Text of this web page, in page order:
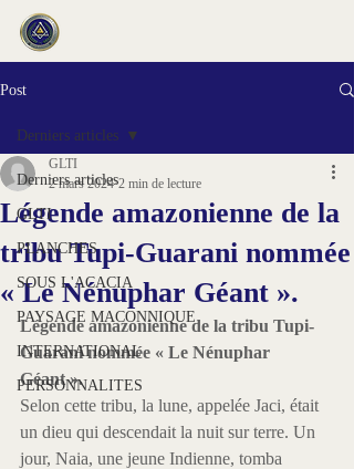
Post
Derniers articles
GLTI
PLANCHES
SOUS L'ACACIA
PAYSAGE MACONNIQUE
INTERNATIONAL
PERSONNALITES
Derniers articles
Légende amazonienne de la
tribu Tupi-Guarani nommée
« Le Nénuphar Géant ».
GLTI
2 mars 2024 2 min de lecture
Légende amazonienne de la tribu Tupi-
Guarani nommée « Le Nénuphar
Géant ».
Selon cette tribu, la lune, appelée Jaci, était
un dieu qui descendait la nuit sur terre. Un
jour, Naia, une jeune Indienne, tomba